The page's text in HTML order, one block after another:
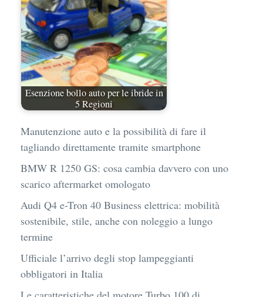
Esenzione bollo auto per le ibride in
5 Regioni
Manutenzione auto e la possibilità di fare il
tagliando direttamente tramite smartphone
BMW R 1250 GS: cosa cambia davvero con uno
scarico aftermarket omologato
Audi Q4 e-Tron 40 Business elettrica: mobilità
sostenibile, stile, anche con noleggio a lungo
termine
Ufficiale l’arrivo degli stop lampeggianti
obbligatori in Italia